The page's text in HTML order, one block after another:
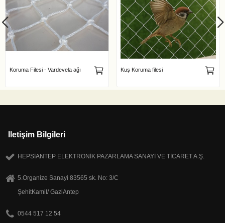
Koruma Filesi - Vardevela ağı Kuş Koruma filesi
Iletişim Bilgileri
HEPSİANTEP ELEKTRONİK PAZARLAMA SANAYİ VE TİCARET A.Ş.
5.Organize Sanayi 83565 sk. No: 3/C
ŞehitKamil/ GaziAntep
0544 517 12 54